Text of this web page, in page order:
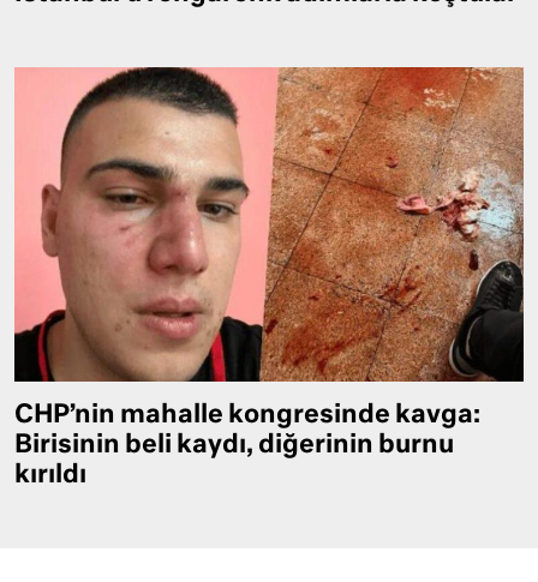
CHP’nin mahalle kongresinde kavga:
Birisinin beli kaydı, diğerinin burnu
kırıldı